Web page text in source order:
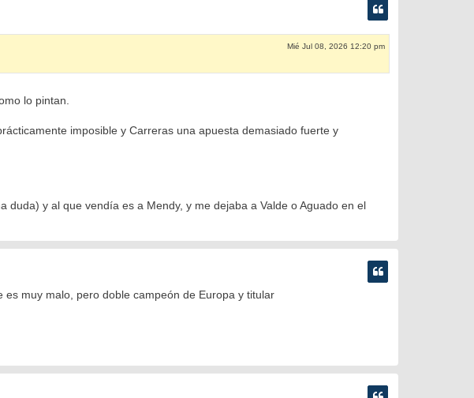
Mié Jul 08, 2026 12:20 pm
lo pintan.
imposible y Carreras una apuesta demasiado fuerte y
y al que vendía es a Mendy, y me dejaba a Valde o Aguado en el
muy malo, pero doble campeón de Europa y titular